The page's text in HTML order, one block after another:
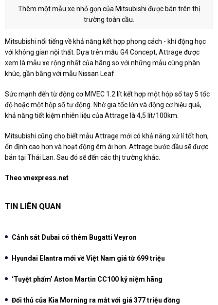
Thêm một mẫu xe nhỏ gọn của Mitsubishi được bán trên thị
trường toàn cầu.
Mitsubishi nổi tiếng về khả năng kết hợp phong cách - khí động học
với không gian nội thất. Dựa trên mẫu G4 Concept, Attrage được
xem là mẫu xe rộng nhất của hãng so với những mẫu cùng phân
khúc, gần bằng với mẫu Nissan Leaf.
Sức mạnh đến từ động cơ MIVEC 1.2 lít kết hợp một hộp số tay 5 tốc
độ hoặc một hộp số tự động. Nhờ gia tốc lớn và động cơ hiệu quả,
khả năng tiết kiệm nhiên liệu của Attrage là 4,5 lít/100km.
Mitsubishi cũng cho biết mẫu Attrage mới có khả năng xử lí tốt hơn,
ổn định cao hơn và hoạt động êm ái hơn. Attrage bước đầu sẽ được
bán tại Thái Lan. Sau đó sẽ đến các thị trường khác.
Theo vnexpress.net
TIN LIÊN QUAN
Cảnh sát Dubai có thêm Bugatti Veyron
Hyundai Elantra mới về Việt Nam giá từ 699 triệu
‘Tuyệt phẩm’ Aston Martin CC100 kỷ niệm hãng
Đối thủ của Kia Morning ra mắt với giá 377 triệu đồng